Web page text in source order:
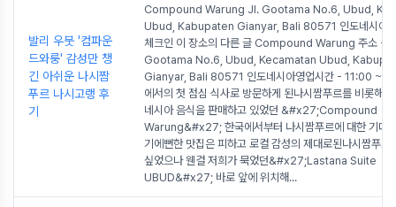
발리 우붓 '컴파운
드와룽' 감성만 챙
긴 아쉬운 나시짬
푸르 나시고랭 후
기
Compound Warung Jl. Gootama No.6, Ubud,
Ubud, Kabupaten Gianyar, Bali 80571 인도네시아
체크인 이 장소의 다른 글 Compound Warung 주소 -
Gootama No.6, Ubud, Kecamatan Ubud,
Gianyar, Bali 80571 인도네시아영업시간 - 11:00 ~
에서의 첫 점심 식사로 방문하게 된나시짬푸르를 비롯해
네시아 음식을 판매하고 있었던 &#x27;Compound
Warung&#x27; 한국에서부터 나시짬푸르에 대한 기대
기에뻔한 맛집은 피하고 로컬 감성의 제대로된나시짬푸르
싶었으나 웬걸 저희가 묵었던&#x27;Lastana Suite
UBUD&#x27; 바로 앞에 위치해...